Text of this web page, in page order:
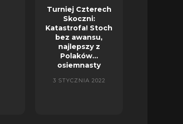
Turniej Czterech
Skoczni:
Katastrofa! Stoch
bez awansu,
najlepszy z
Polaków…
osiemnasty
3 STYCZNIA 2022